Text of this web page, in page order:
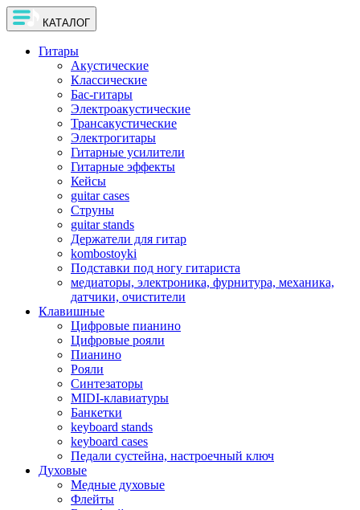
КАТАЛОГ
Гитары
Акустические
Классические
Бас-гитары
Электроакустические
Трансакустические
Электрогитары
Гитарные усилители
Гитарные эффекты
Кейсы
guitar cases
Струны
guitar stands
Держатели для гитар
kombostoyki
Подставки под ногу гитариста
медиаторы, электроника, фурнитура, механика,
датчики, очистители
Клавишные
Цифровые пианино
Цифровые рояли
Пианино
Рояли
Синтезаторы
MIDI-клавиатуры
Банкетки
keyboard stands
keyboard cases
Педали сустейна, настроечный ключ
Духовые
Медные духовые
Флейты